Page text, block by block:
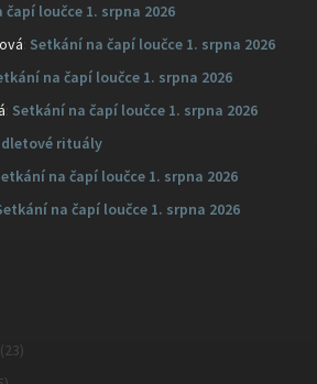
čapí loučce 1. srpna 2026
Setkání na čapí loučce 1. srpna 2026
na čapí loučce 1. srpna 2026
Setkání na čapí loučce 1. srpna 2026
rituály
na čapí loučce 1. srpna 2026
na čapí loučce 1. srpna 2026
(23)